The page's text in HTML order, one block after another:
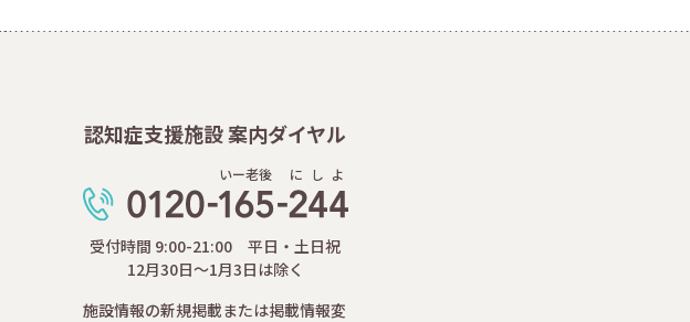
認知症支援施設 案内ダイヤル
いー老後 に し よ
受付時間 9:00-21:00 平日・土日祝
12月30日～1月3日は除く
施設情報の新規掲載または掲載情報変